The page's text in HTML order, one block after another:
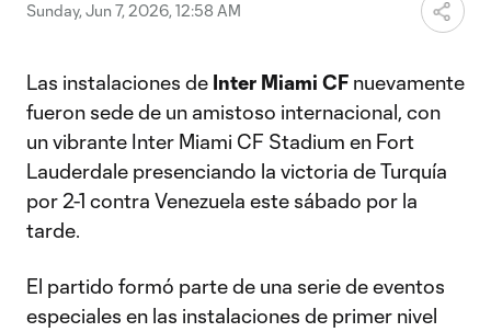
Sunday, Jun 7, 2026, 12:58 AM
Las instalaciones de Inter Miami CF nuevamente
fueron sede de un amistoso internacional, con
un vibrante Inter Miami CF Stadium en Fort
Lauderdale presenciando la victoria de Turquía
por 2-1 contra Venezuela este sábado por la
tarde.
El partido formó parte de una serie de eventos
especiales en las instalaciones de primer nivel